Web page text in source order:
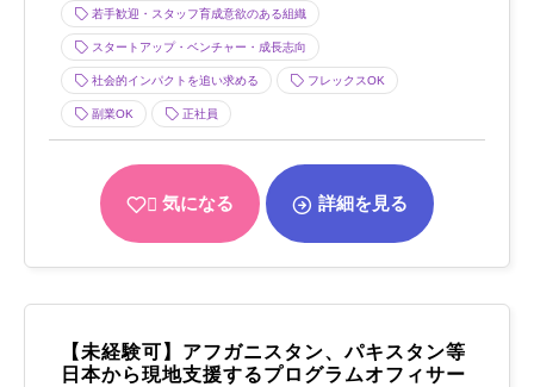
若手歓迎・スタッフ育成意欲のある組織
スタートアップ・ベンチャー・成長志向
社会的インパクトを追い求める フレックスOK
副業OK 正社員
気になる 詳細を見る
【未経験可】アフガニスタン、パキスタン等
日本から現地支援するプログラムオフィサー